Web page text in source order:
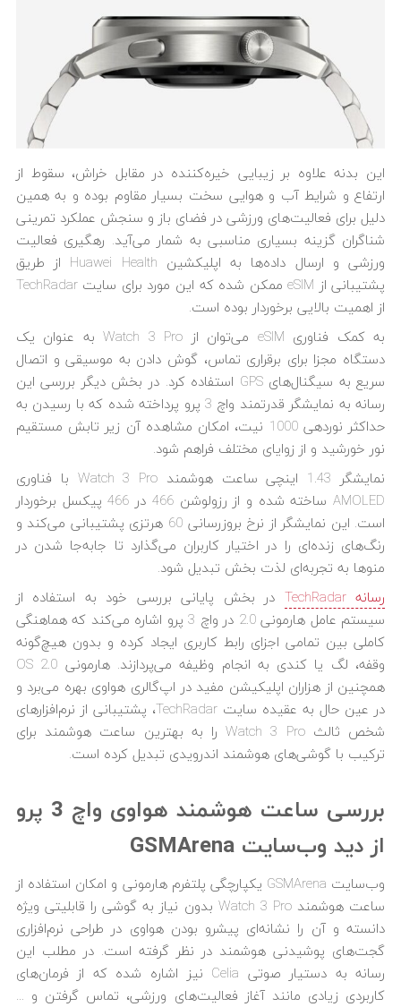
این بدنه علاوه بر زیبایی خیره‌کننده در مقابل خراش، سقوط از
ارتفاع و شرایط آب و هوایی سخت بسیار مقاوم بوده و به همین
دلیل برای فعالیت‌های ورزشی در فضای باز و سنجش عملکرد تمرینی
شناگران گزینه بسیاری مناسبی به شمار می‌آید. رهگیری فعالیت
ورزشی و ارسال داده‌ها به اپلیکشین Huawei Health از طریق
پشتیبانی از eSIM ممکن شده که این مورد برای سایت TechRadar
از اهمیت بالایی برخوردار بوده است.
به کمک فناوری eSIM می‌توان از Watch 3 Pro به عنوان یک
دستگاه مجزا برای برقراری تماس، گوش دادن به موسیقی و اتصال
سریع به سیگنال‌های GPS استفاده کرد. در بخش دیگر بررسی این
رسانه به نمایشگر قدرتمند واچ 3 پرو پرداخته شده که با رسیدن به
حداکثر نوردهی 1000 نیت، امکان مشاهده آن زیر تابش مستقیم
نور خورشید و از زوایای مختلف فراهم شود.
نمایشگر 1.43 اینچی ساعت هوشمند Watch 3 Pro با فناوری
AMOLED ساخته شده و از رزولوشن 466 در 466 پیکسل برخوردار
است. این نمایشگر از نرخ بروزرسانی 60 هرتزی پشتیبانی می‌کند و
رنگ‌های زنده‌ای را در اختیار کاربران می‌گذارد تا جابه‌جا شدن در
منوها به تجربه‌ای لذت بخش تبدیل شود.
رسانه TechRadar
در بخش پایانی بررسی خود به استفاده از
سیستم عامل هارمونی 2.0 در واچ 3 پرو اشاره می‌کند که هماهنگی
کاملی بین تمامی اجزای رابط کاربری ایجاد کرده و بدون هیچ‌گونه
وقفه، لگ یا کندی به انجام وظیفه می‌پردازند. هارمونی OS 2.0
همچنین از هزاران اپلیکیشن مفید در اپ‌گالری هواوی بهره‌ می‌برد و
در عین حال به عقیده سایت TechRadar، پشتیبانی از نرم‌افزارهای
شخص ثالث Watch 3 Pro را به بهترین ساعت هوشمند برای
ترکیب با گوشی‌های هوشمند اندرویدی تبدیل کرده است.
بررسی ساعت هوشمند هواوی واچ 3 پرو
از دید وب‌سایت GSMArena
وب‌سایت GSMArena یکپارچگی پلتفرم هارمونی و امکان استفاده از
ساعت هوشمند Watch 3 Pro بدون نیاز به گوشی را قابلیتی ویژه
دانسته و آن را نشانه‌ای پیشرو بودن هواوی در طراحی نرم‌افزاری
گجت‌های پوشیدنی هوشمند در نظر گرفته است. در مطلب این
رسانه به دستیار صوتی Celia نیز اشاره شده که از فرمان‌های
کاربردی زیادی مانند آغاز فعالیت‌های ورزشی، تماس گرفتن و …